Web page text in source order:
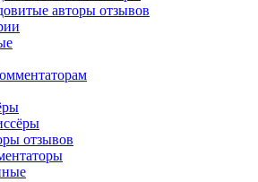
авторы отзывов
отзывов